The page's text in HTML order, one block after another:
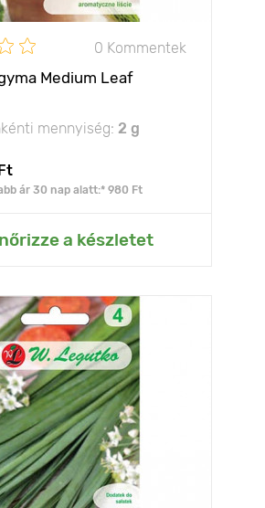
0 Kommentek
Medium Leaf
mennyiség: 2 g
ár 30 nap alatt:* 980 Ft
a készletet